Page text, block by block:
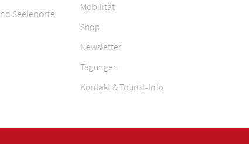
Seelenorte
Mobilität
Shop
Newsletter
Tagungen
Kontakt & Tourist-Info